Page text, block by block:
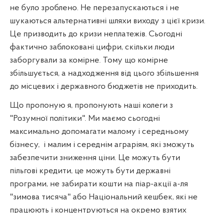
не було зроблено. Не перезапускаються і не
шукаються альтернативні шляхи виходу з цієї кризи.
Це призводить до кризи неплатежів. Сьогодні
фактично заблоковані цифри, скільки люди
заборгували за комірне. Тому що комірне
збільшується, а надходження від цього збільшення
до місцевих і державного бюджетів не приходить.
Що пропоную я, пропонують наші колеги з
"Розумної політики". Ми маємо сьогодні
максимально допомагати малому і середньому
бізнесу, і малим і середнім аграріям, які зможуть
забезпечити зниження ціни. Це можуть бути
пільгові кредити, це можуть бути державні
програми, не забирати кошти на піар-акції а-ля
"зимова тисяча" або Національний кешбек, які не
працюють і концентруються на окремо взятих